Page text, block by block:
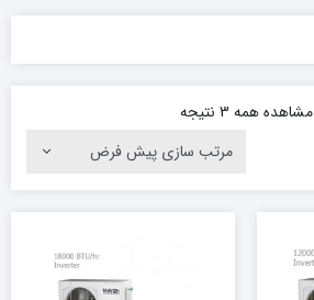
مشاهده همه 3 نتیجه